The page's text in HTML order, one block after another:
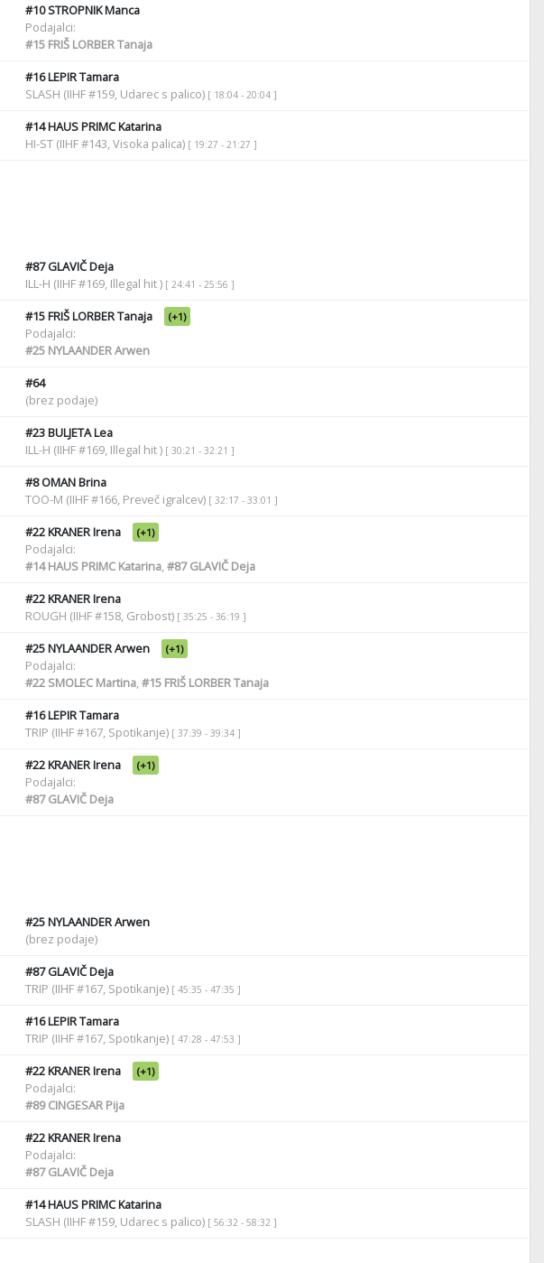
#10STROPNIK Manca
Podajalci:
#15FRIŠ LORBER Tanaja
#16LEPIR Tamara
SLASH (IIHF #159, Udarec s palico) [ 18:04 - 20:04 ]
#14HAUS PRIMC Katarina
HI-ST (IIHF #143, Visoka palica) [ 19:27 - 21:27 ]
#87GLAVIČ Deja
ILL-H (IIHF #169, Illegal hit ) [ 24:41 - 25:56 ]
#15FRIŠ LORBER Tanaja (+1)
Podajalci:
#25NYLAANDER Arwen
#64
(brez podaje)
#23BULJETA Lea
ILL-H (IIHF #169, Illegal hit ) [ 30:21 - 32:21 ]
#8OMAN Brina
TOO-M (IIHF #166, Preveč igralcev) [ 32:17 - 33:01 ]
#22KRANER Irena (+1)
Podajalci:
#14HAUS PRIMC Katarina,#87GLAVIČ Deja
#22KRANER Irena
ROUGH (IIHF #158, Grobost) [ 35:25 - 36:19 ]
#25NYLAANDER Arwen (+1)
Podajalci:
#22SMOLEC Martina,#15FRIŠ LORBER Tanaja
#16LEPIR Tamara
TRIP (IIHF #167, Spotikanje) [ 37:39 - 39:34 ]
#22KRANER Irena (+1)
Podajalci:
#87GLAVIČ Deja
#25NYLAANDER Arwen
(brez podaje)
#87GLAVIČ Deja
TRIP (IIHF #167, Spotikanje) [ 45:35 - 47:35 ]
#16LEPIR Tamara
TRIP (IIHF #167, Spotikanje) [ 47:28 - 47:53 ]
#22KRANER Irena (+1)
Podajalci:
#89CINGESAR Pija
#22KRANER Irena
Podajalci:
#87GLAVIČ Deja
#14HAUS PRIMC Katarina
SLASH (IIHF #159, Udarec s palico) [ 56:32 - 58:32 ]